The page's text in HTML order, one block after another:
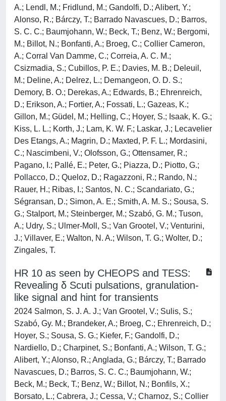
A.; Lendl, M.; Fridlund, M.; Gandolfi, D.; Alibert, Y.;
Alonso, R.; Bárczy, T.; Barrado Navascues, D.; Barros,
S. C. C.; Baumjohann, W.; Beck, T.; Benz, W.; Bergomi,
M.; Billot, N.; Bonfanti, A.; Broeg, C.; Collier Cameron,
A.; Corral Van Damme, C.; Correia, A. C. M.;
Csizmadia, S.; Cubillos, P. E.; Davies, M. B.; Deleuil,
M.; Deline, A.; Delrez, L.; Demangeon, O. D. S.;
Demory, B. O.; Derekas, A.; Edwards, B.; Ehrenreich,
D.; Erikson, A.; Fortier, A.; Fossati, L.; Gazeas, K.;
Gillon, M.; Güdel, M.; Helling, C.; Hoyer, S.; Isaak, K. G.;
Kiss, L. L.; Korth, J.; Lam, K. W. F.; Laskar, J.; Lecavelier
Des Etangs, A.; Magrin, D.; Maxted, P. F. L.; Mordasini,
C.; Nascimbeni, V.; Olofsson, G.; Ottensamer, R.;
Pagano, I.; Pallé, E.; Peter, G.; Piazza, D.; Piotto, G.;
Pollacco, D.; Queloz, D.; Ragazzoni, R.; Rando, N.;
Rauer, H.; Ribas, I.; Santos, N. C.; Scandariato, G.;
Ségransan, D.; Simon, A. E.; Smith, A. M. S.; Sousa, S.
G.; Stalport, M.; Steinberger, M.; Szabó, G. M.; Tuson,
A.; Udry, S.; Ulmer-Moll, S.; Van Grootel, V.; Venturini,
J.; Villaver, E.; Walton, N. A.; Wilson, T. G.; Wolter, D.;
Zingales, T.
HR 10 as seen by CHEOPS and TESS:
Revealing δ Scuti pulsations, granulation-
like signal and hint for transients
2024 Salmon, S. J. A. J.; Van Grootel, V.; Sulis, S.;
Szabó, Gy. M.; Brandeker, A.; Broeg, C.; Ehrenreich, D.;
Hoyer, S.; Sousa, S. G.; Kiefer, F.; Gandolfi, D.;
Nardiello, D.; Charpinet, S.; Bonfanti, A.; Wilson, T. G.;
Alibert, Y.; Alonso, R.; Anglada, G.; Bárczy, T.; Barrado
Navascues, D.; Barros, S. C. C.; Baumjohann, W.;
Beck, M.; Beck, T.; Benz, W.; Billot, N.; Bonfils, X.;
Borsato, L.; Cabrera, J.; Cessa, V.; Charnoz, S.; Collier